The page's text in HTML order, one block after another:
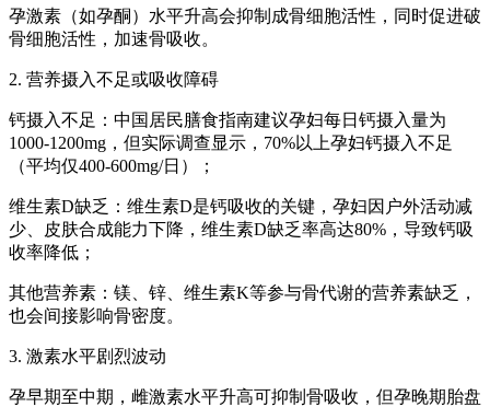
孕激素（如孕酮）水平升高会抑制成骨细胞活性，同时促进破
骨细胞活性，加速骨吸收。
2. 营养摄入不足或吸收障碍
钙摄入不足：中国居民膳食指南建议孕妇每日钙摄入量为
1000-1200mg，但实际调查显示，70%以上孕妇钙摄入不足
（平均仅400-600mg/日）；
维生素D缺乏：维生素D是钙吸收的关键，孕妇因户外活动减
少、皮肤合成能力下降，维生素D缺乏率高达80%，导致钙吸
收率降低；
其他营养素：镁、锌、维生素K等参与骨代谢的营养素缺乏，
也会间接影响骨密度。
3. 激素水平剧烈波动
孕早期至中期，雌激素水平升高可抑制骨吸收，但孕晚期胎盘